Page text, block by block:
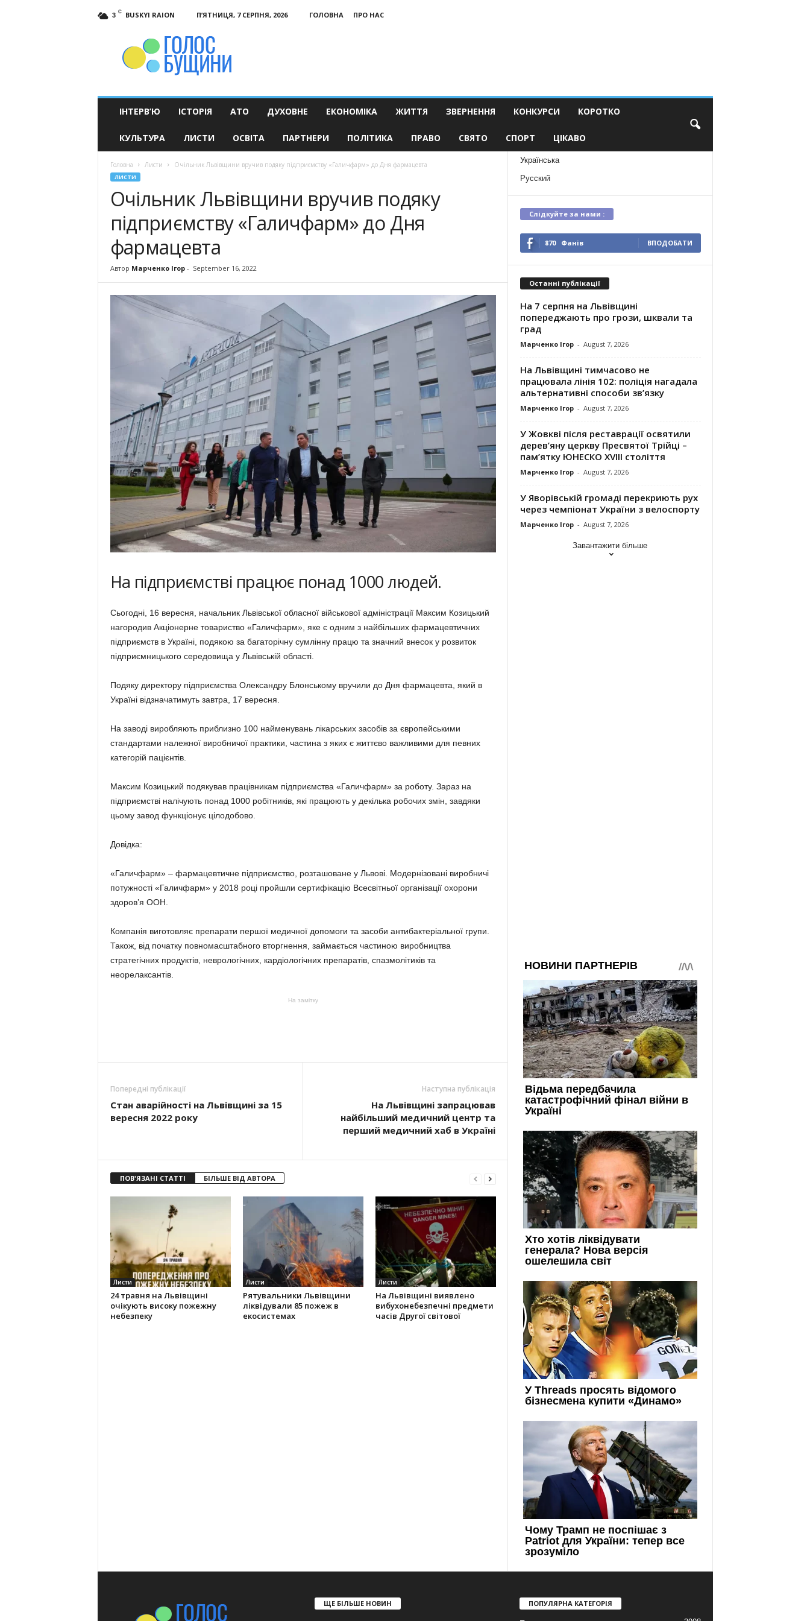
3 C BUSKYI RAION П’ЯТНИЦЯ, 7 СЕРПНЯ, 2026 ГОЛОВНА
ПРО НАС
ІНТЕРВ’Ю ІСТОРІЯ АТО ДУХОВНЕ ЕКОНОМІКА ЖИТТЯ ЗВЕРНЕННЯ КОНКУРСИ КОРОТКО
КУЛЬТУРА ЛИСТИ ОСВІТА ПАРТНЕРИ ПОЛІТИКА ПРАВО СВЯТО СПОРТ ЦІКАВО
Головна Листи Очільник Львівщини вручив подяку підприємству «Галичфарм» до Дня фармацевта
ЛИСТИ
Очільник Львівщини вручив подяку
підприємству «Галичфарм» до Дня
фармацевта
Автор Марченко Ігор- September 16, 2022
На підприємстві працює понад 1000 людей.
Сьогодні, 16 вересня, начальник Львівської обласної військової адміністрації Максим Козицький
нагородив Акціонерне товариство «Галичфарм», яке є одним з найбільших фармацевтичних
підприємств в Україні, подякою за багаторічну сумлінну працю та значний внесок у розвиток
підприємницького середовища у Львівській області.
Подяку директору підприємства Олександру Блонському вручили до Дня фармацевта, який в
Україні відзначатимуть завтра, 17 вересня.
На заводі виробляють приблизно 100 найменувань лікарських засобів за європейськими
стандартами належної виробничої практики, частина з яких є життєво важливими для певних
категорій пацієнтів.
Максим Козицький подякував працівникам підприємства «Галичфарм» за роботу. Зараз на
підприємстві налічують понад 1000 робітників, які працюють у декілька робочих змін, завдяки
цьому завод функціонує цілодобово.
Довідка:
«Галичфарм» – фармацевтичне підприємство, розташоване у Львові. Модернізовані виробничі
потужності «Галичфарм» у 2018 році пройшли сертифікацію Всесвітньої організації охорони
здоров’я ООН.
Компанія виготовляє препарати першої медичної допомоги та засоби антибактеріальної групи.
Також, від початку повномасштабного вторгнення, займається частиною виробництва
стратегічних продуктів, неврологічних, кардіологічних препаратів, спазмолітиків та
неорелаксантів.
На замітку
Попередні публікації
Стан аварійності на Львівщині за 15
вересня 2022 року
Наступна публікація
На Львівщині запрацював
найбільший медичний центр та
перший медичний хаб в Україні
ПОВ'ЯЗАНІ СТАТТІ БІЛЬШЕ ВІД АВТОРА
Листи
24 травня на Львівщині
очікують високу пожежну
небезпеку
Листи
Рятувальники Львівщини
ліквідували 85 пожеж в
екосистемах
Листи
На Львівщині виявлено
вибухонебезпечні предмети
часів Другої світової
Українська
Русский
Слідкуйте за нами :
870 Фанів ВПОДОБАТИ
Останні публікації
На 7 серпня на Львівщині
попереджають про грози, шквали та
град
Марченко Ігор - August 7, 2026
На Львівщині тимчасово не
працювала лінія 102: поліція нагадала
альтернативні способи зв’язку
Марченко Ігор - August 7, 2026
У Жовкві після реставрації освятили
дерев’яну церкву Пресвятої Трійці –
пам’ятку ЮНЕСКО XVIII століття
Марченко Ігор - August 7, 2026
У Яворівській громаді перекриють рух
через чемпіонат України з велоспорту
Марченко Ігор - August 7, 2026
Завантажити більше
ЩЕ БІЛЬШЕ НОВИН ПОПУЛЯРНА КАТЕГОРІЯ